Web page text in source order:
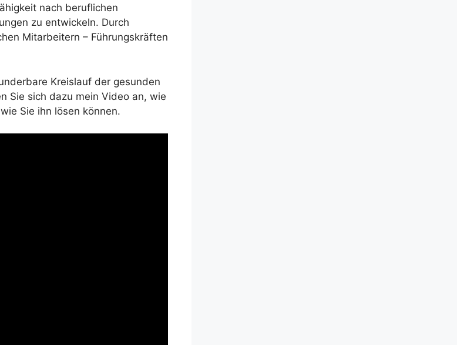
nach beruflichen
zu entwickeln. Durch
Mitarbeitern – Führungskräften
Kreislauf der gesunden
Sie sich dazu mein Video an, wie
Sie ihn lösen können.